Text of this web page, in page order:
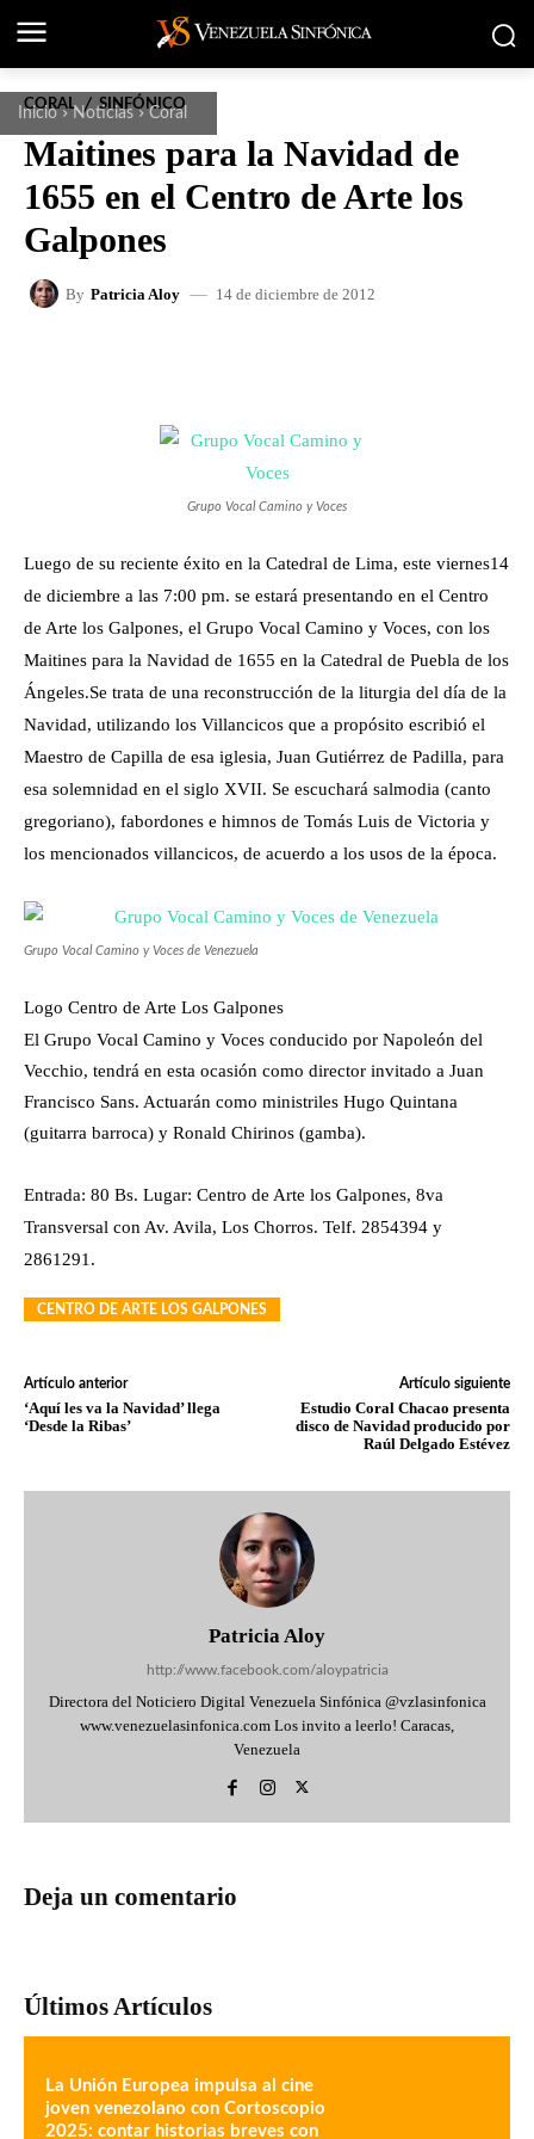
Inicio Noticias Coral
CORAL SINFÓNICO
Maitines para la Navidad de
1655 en el Centro de Arte los
Galpones
By Patricia Aloy 14 de diciembre de 2012
Grupo Vocal Camino y Voces
Luego de su reciente éxito en la Catedral de Lima, este viernes14
de diciembre a las 7:00 pm. se estará presentando en el Centro
de Arte los Galpones, el Grupo Vocal Camino y Voces, con los
Maitines para la Navidad de 1655 en la Catedral de Puebla de los
Ángeles.Se trata de una reconstrucción de la liturgia del día de la
Navidad, utilizando los Villancicos que a propósito escribió el
Maestro de Capilla de esa iglesia, Juan Gutiérrez de Padilla, para
esa solemnidad en el siglo XVII. Se escuchará salmodia (canto
gregoriano), fabordones e himnos de Tomás Luis de Victoria y
los mencionados villancicos, de acuerdo a los usos de la época.
Grupo Vocal Camino y Voces de Venezuela
Logo Centro de Arte Los Galpones
El Grupo Vocal Camino y Voces conducido por Napoleón del
Vecchio, tendrá en esta ocasión como director invitado a Juan
Francisco Sans. Actuarán como ministriles Hugo Quintana
(guitarra barroca) y Ronald Chirinos (gamba).
Entrada: 80 Bs. Lugar: Centro de Arte los Galpones, 8va
Transversal con Av. Avila, Los Chorros. Telf. 2854394 y
2861291.
CENTRO DE ARTE LOS GALPONES
Artículo anterior
‘Aquí les va la Navidad’ llega
‘Desde la Ribas’
Artículo siguiente
Estudio Coral Chacao presenta
disco de Navidad producido por
Raúl Delgado Estévez
Patricia Aloy
http://www.facebook.com/aloypatricia
Directora del Noticiero Digital Venezuela Sinfónica @vzlasinfonica
www.venezuelasinfonica.com Los invito a leerlo! Caracas,
Venezuela
Deja un comentario
Últimos Artículos
La Unión Europea impulsa al cine
joven venezolano con Cortoscopio
2025: contar historias breves con